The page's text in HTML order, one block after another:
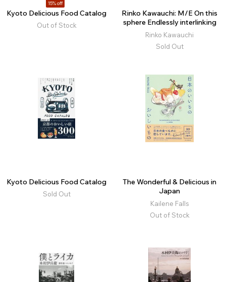
15% off
Kyoto Delicious Food Catalog
Out of Stock
Rinko Kawauchi: M/E On this
sphere Endlessly interlinking
Rinko Kawauchi
Sold Out
Kyoto Delicious Food Catalog
Sold Out
The Wonderful & Delicious in
Japan
Kailene Falls
Out of Stock